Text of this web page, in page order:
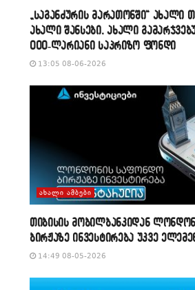
„საგანძურის მარათონში“ ახალი
ახალი შანსები, ახალი
000-ლარიანი საპრიზო ფონდი
13:05 08-06-2026
ᲐᲮᲐᲚᲘ ᲐᲛᲑᲔᲑᲘ
თიბისის მობილბანკიდან
ბირჟაზე ინვესტირება უკვე
14:49 08-05-2026